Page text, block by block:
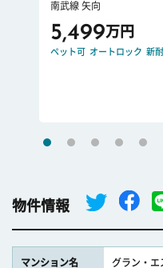
南武線 矢向
5,499万円
ペット可 オートロック 新
物件情報
マンション名 グラン・エ